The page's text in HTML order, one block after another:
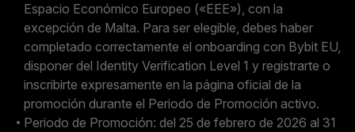
Espacio Económico Europeo («EEE»), con la
excepción de Malta. Para ser elegible, debes haber
completado correctamente el onboarding con Bybit EU,
disponer del Identity Verification Level 1 y registrarte o
inscribirte expresamente en la página oficial de la
promoción durante el Periodo de Promoción activo.
Periodo de Promoción: del 25 de febrero de 2026 al 31